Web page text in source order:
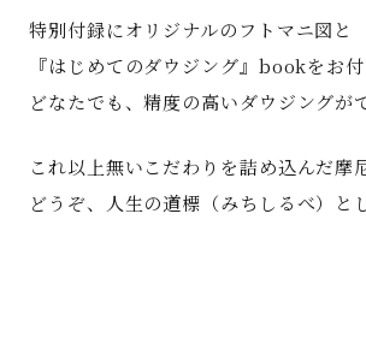
特別付録にオリジナルのフトマニ図と
『はじめてのダウジング』bookをお
どなたでも、精度の高いダウジングが
これ以上無いこだわりを詰め込んだ摩
どうぞ、人生の道標（みちしるべ）と